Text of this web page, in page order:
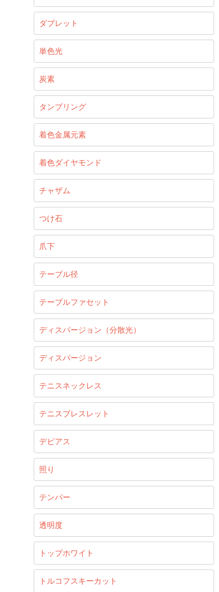
ダブレット
単色光
炭素
タンブリング
着色金属元素
着色ダイヤモンド
チャザム
つけ石
爪下
テーブル径
テーブルファセット
ディスパージョン（分散光）
ディスパージョン
テニスネックレス
テニスブレスレット
デビアス
照り
テンパー
透明度
トップホワイト
トルコフスキーカット